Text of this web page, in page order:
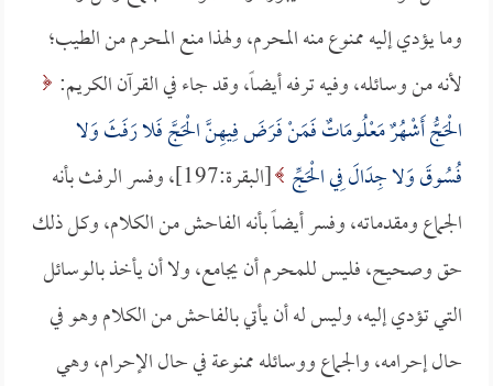
وما يؤدي إليه ممنوع منه المحرم، ولهذا منع المحرم من الطيب؛
لأنه من وسائله، وفيه ترفه أيضاً، وقد جاء في القرآن الكريم:
الْحَجُّ أَشْهُرٌ مَعْلُومَاتٌ فَمَنْ فَرَضَ فِيهِنَّ الْحَجَّ فَلا رَفَثَ وَلا
فُسُوقَ وَلا جِدَالَ فِي الْحَجِّ
[البقرة:197]، وفسر الرفث بأنه
الجماع ومقدماته، وفسر أيضاً بأنه الفاحش من الكلام، وكل ذلك
حق وصحيح، فليس للمحرم أن يجامع، ولا أن يأخذ بالوسائل
التي تؤدي إليه، وليس له أن يأتي بالفاحش من الكلام وهو في
حال إحرامه، والجماع ووسائله ممنوعة في حال الإحرام، وهي